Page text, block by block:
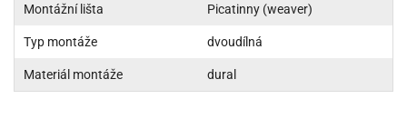
Montážní lišta Picatinny (weaver)
Typ montáže dvoudílná
Materiál montáže dural